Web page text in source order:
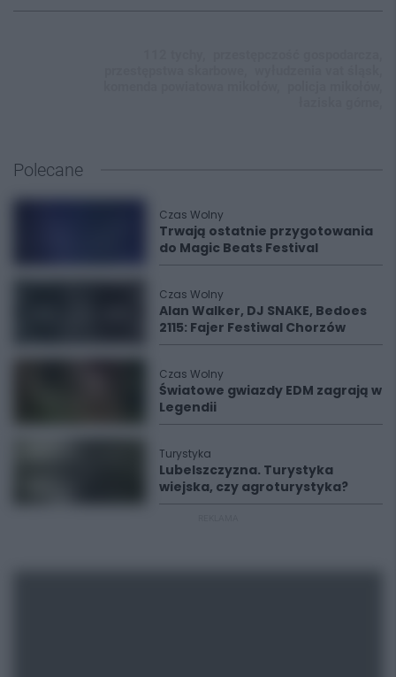
Polecane
Czas Wolny
Trwają ostatnie przygotowania
do Magic Beats Festival
Czas Wolny
Alan Walker, DJ SNAKE, Bedoes
2115: Fajer Festiwal Chorzów
Czas Wolny
Światowe gwiazdy EDM zagrają w
Legendii
Turystyka
Lubelszczyzna. Turystyka
wiejska, czy agroturystyka?